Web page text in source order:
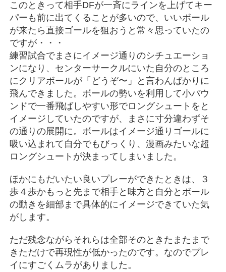
このときって相手DFが一斉にラインを上げてキー
パーも前に出てくることが多いので、いいボール
が来たら直接ゴールを狙おうと常々思っていたの
ですが・・・
練習試合でまさにイメージ通りのシチュエーショ
ンになり、センターサークルにいた自分のところ
にクリアボールが「どうぞ〜」と言わんばかりに
飛んできました。ボールの勢いを利用して小バウ
ンドで一番飛ばしやすい形でロングシュートをと
イメージしていたのですが、まさに寸分違わずそ
の通りの展開に。ボールはイメージ通りゴールに
吸い込まれて自分でもびっくり、漫画みたいな超
ロングシュートが決まってしまいました。
ほかにもだいたい良いプレーができたときは、３
歩４歩かもっと先まで相手と味方と自分とボール
の動きを細部まで具体的にイメージできていた気
がします。
ただ残念ながらそれらは全部そのときたまたまで
きただけで再現性が低かったのです。なのでプレ
イにすごくムラがありました。